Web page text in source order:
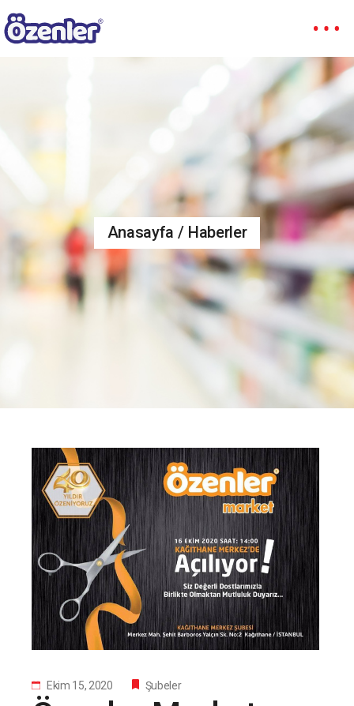
Anasayfa Haberler
Ekim 15, 2020 Şubeler